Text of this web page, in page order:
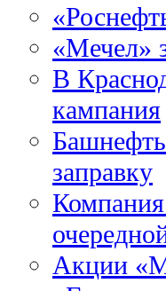
«Мечел»
В
кампания
Башнефть
заправку
Акции